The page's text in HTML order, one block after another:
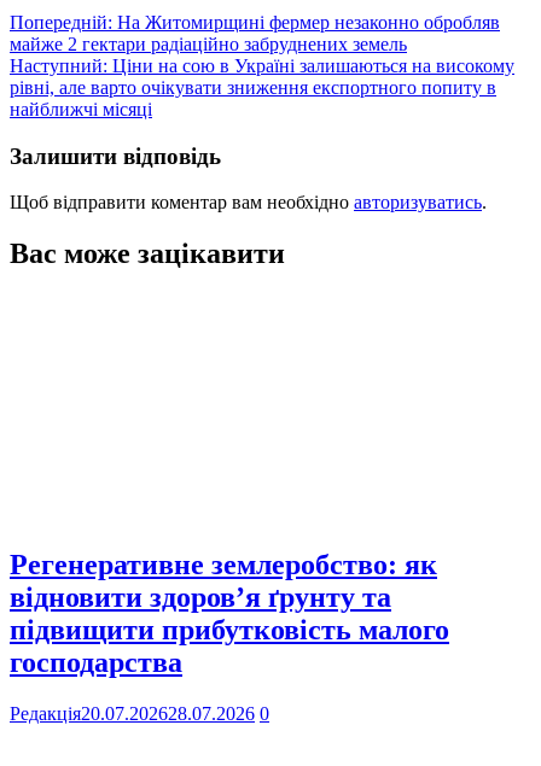
Навігація
записів
Попередній: На Житомирщині фермер незаконно обробляв
майже 2 гектари радіаційно забруднених земель
Наступний: Ціни на сою в Україні залишаються на високому
рівні, але варто очікувати зниження експортного попиту в
найближчі місяці
Залишити відповідь
Щоб відправити коментар вам необхідно авторизуватись.
Вас може зацікавити
Регенеративне землеробство: як
відновити здоров’я ґрунту та
підвищити прибутковість малого
господарства
Редакція20.07.202628.07.2026 0